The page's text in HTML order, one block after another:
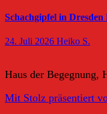
Schachgipfel in
24. Juli 2026 Heiko S.
Haus der Begegnung,
Mit Stolz präsentiert